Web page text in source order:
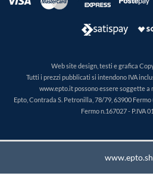
Web site design, testi e grafica
Tutti i prezzi pubblicati si intendono IVA
www.epto.it possono essere soggette a
Epto, Contrada S. Petronilla, 78/79, 63900
Fermo n.167027 - P.IVA